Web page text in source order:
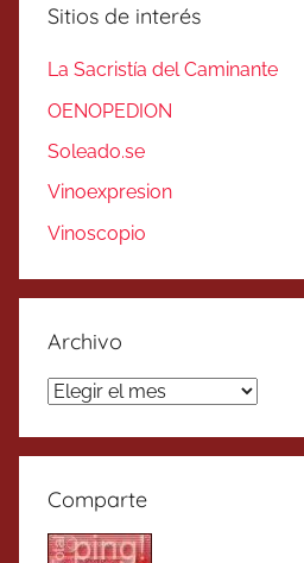
Sitios de interés
La Sacristía del Caminante
OENOPEDION
Soleado.se
Vinoexpresion
Vinoscopio
Archivo
Archivo
Comparte